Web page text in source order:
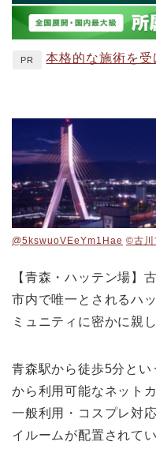
PR 本格的な施術を
@5kswuoVEeYm1Hae ©️古川
【青森・ハッテン場】
市内で唯一とされるハ
ミュニティに密かに親
青森駅から徒歩5分と
から利用可能なネット
一般利用・コスプレ対
イルームが配置されてい